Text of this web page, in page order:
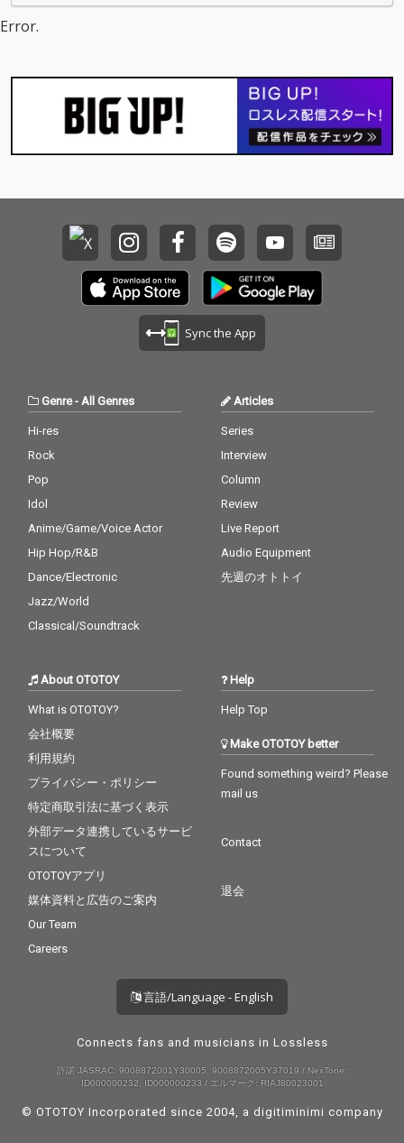
Error.
Sync the App
Genre- All Genres
Hi-res
Rock
Pop
Idol
Anime/Game/Voice Actor
Hip Hop/R&B
Dance/Electronic
Jazz/World
Classical/Soundtrack
Articles
Series
Interview
Column
Review
Live Report
Audio Equipment
先週のオトトイ
About OTOTOY
What is OTOTOY?
会社概要
利用規約
プライバシー・ポリシー
特定商取引法に基づく表示
外部データ連携しているサービ
スについて
OTOTOYアプリ
媒体資料と広告のご案内
Our Team
Careers
Help
Help Top
Make OTOTOY better
Found something weird? Please
mail us
Contact
退会
言語/Language - English
Connects fans and musicians in Lossless
許諾 JASRAC: 9008872001Y30005, 9008872005Y37019 / NexTone:
ID000000232, ID000000233 / エルマーク: RIAJ80023001
© OTOTOY Incorporated since 2004, a digitiminimi company